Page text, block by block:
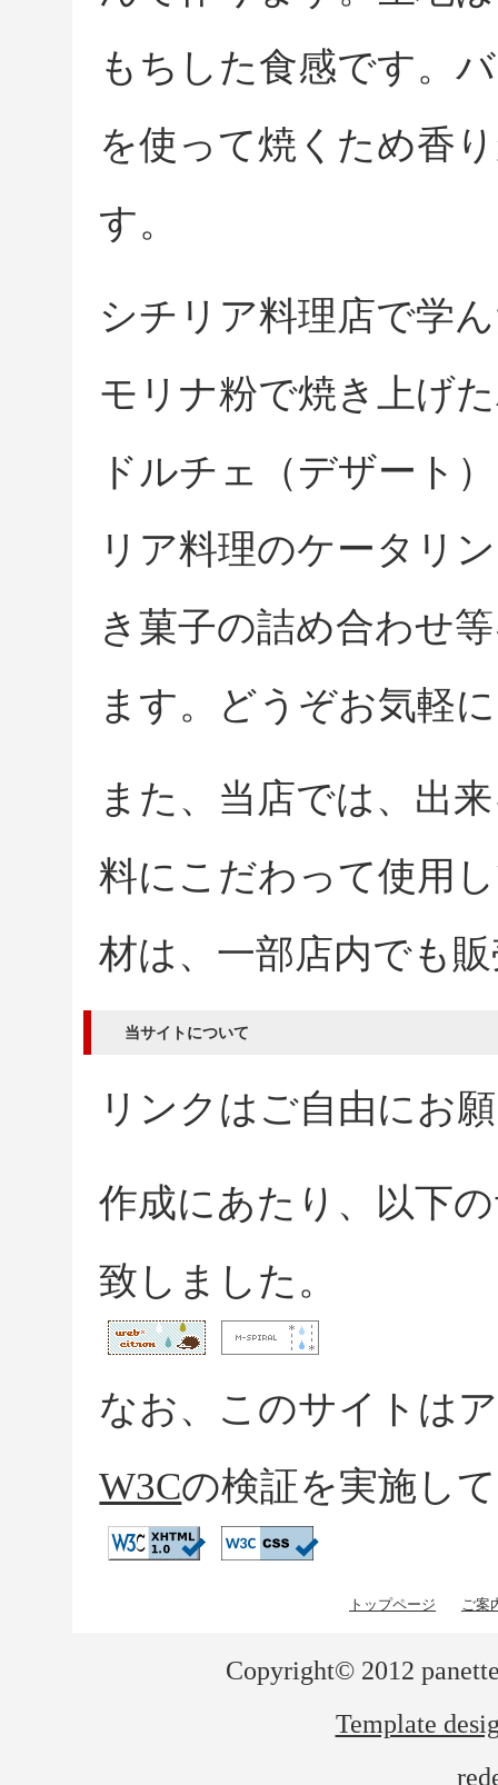
もちした食感です。
を使って焼くため香
す。
シチリア料理店で学
モリナ粉で焼き上げ
ドルチェ（デザート
リア料理のケータリ
き菓子の詰め合わせ
ます。どうぞお気軽
また、当店では、出
料にこだわって使用
材は、一部店内でも
当サイトについて
リンクはご自由にお
作成にあたり、以下
致しました。
なお、このサイトは
W3Cの検証を実施し
トップページ ご案
Copyright© 2012
Template